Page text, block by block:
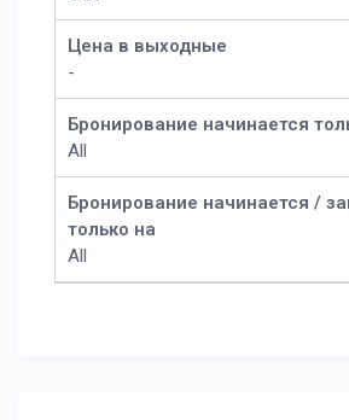
Цена в выходные
-
Бронирование начинается
All
Бронирование начинается /
только на
All